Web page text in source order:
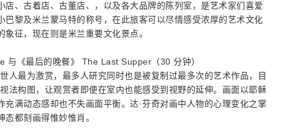
、古着店、古董店、，以及各大品牌的陈列室，是艺术家们喜爱
黎及米兰蒙马特的称号，在此旅客可以尽情感受浓厚的艺术文化
征，现在则是米兰重要文化景点。
与《最后的晚餐》 The Last Supper（30 分钟）
人最为激赏，最多人研究同时也是被复制过最多次的艺术作品，目
法构图，让观赏者即便在室内也能感受到视野的延伸。画面以耶稣
满动态感却也不失画面平衡。达·芬奇对画中人物的心理变化之掌
都刻画得惟妙惟肖。